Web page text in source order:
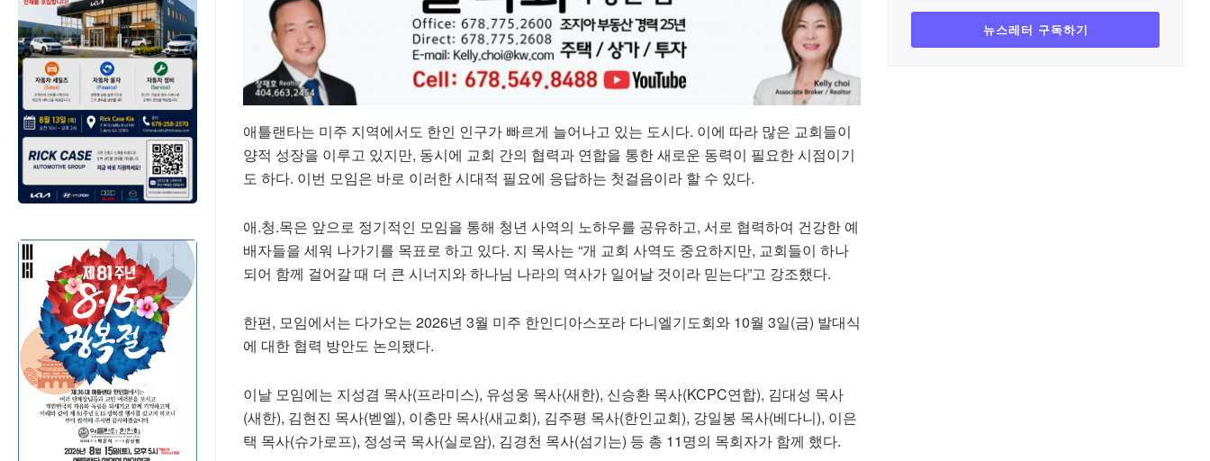
애틀랜타는 미주 지역에서도 한인 인구가 빠르게 늘어나고 있는 도시다. 이에 따라 많은 교회들이
양적 성장을 이루고 있지만, 동시에 교회 간의 협력과 연합을 통한 새로운 동력이 필요한 시점이기
도 하다. 이번 모임은 바로 이러한 시대적 필요에 응답하는 첫걸음이라 할 수 있다.
애.청.목은 앞으로 정기적인 모임을 통해 청년 사역의 노하우를 공유하고, 서로 협력하여 건강한 예
배자들을 세워 나가기를 목표로 하고 있다. 지 목사는 “개 교회 사역도 중요하지만, 교회들이 하나
되어 함께 걸어갈 때 더 큰 시너지와 하나님 나라의 역사가 일어날 것이라 믿는다”고 강조했다.
한편, 모임에서는 다가오는 2026년 3월 미주 한인디아스포라 다니엘기도회와 10월 3일(금) 발대식
에 대한 협력 방안도 논의됐다.
이날 모임에는 지성겸 목사(프라미스), 유성웅 목사(새한), 신승환 목사(KCPC연합), 김대성 목사
(새한), 김현진 목사(벧엘), 이충만 목사(새교회), 김주평 목사(한인교회), 강일봉 목사(베다니), 이은
택 목사(슈가로프), 정성국 목사(실로암), 김경천 목사(섬기는) 등 총 11명의 목회자가 함께 했다.